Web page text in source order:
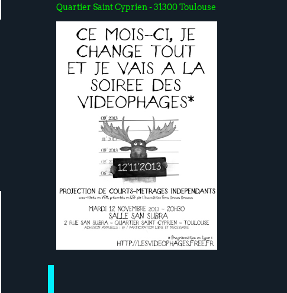
Quartier Saint Cyprien - 31300 Toulouse